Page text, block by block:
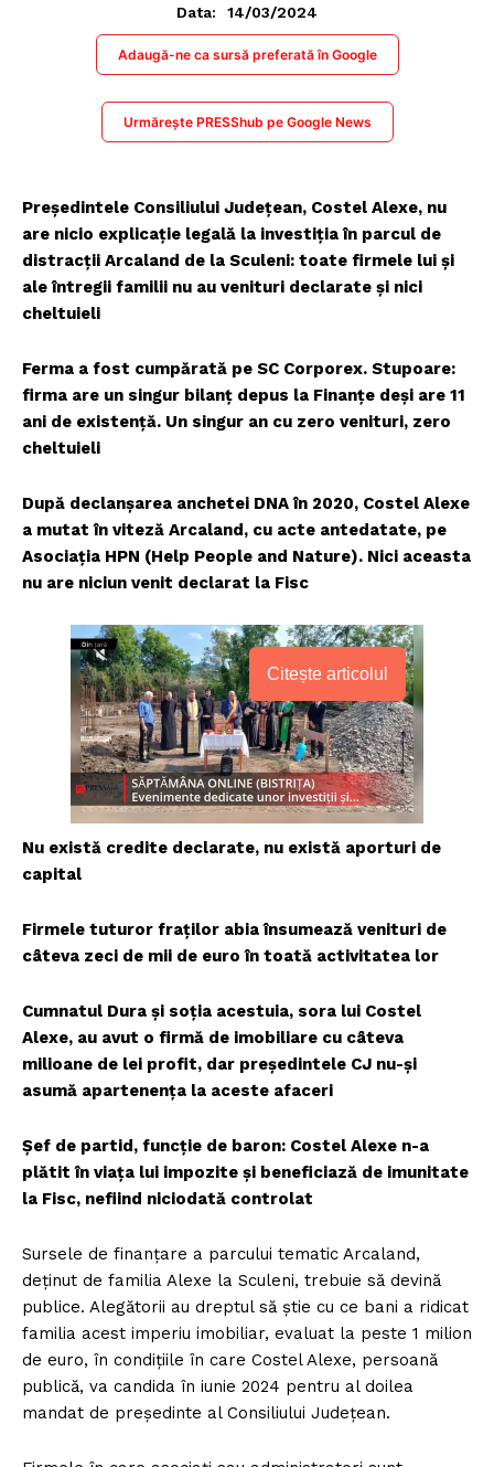
Data:
14/03/2024
Adaugă-ne ca sursă preferată în Google
Urmărește PRESShub pe Google News
Președintele Consiliului Județean, Costel Alexe, nu
are nicio explicație legală la investiția în parcul de
distracții Arcaland de la Sculeni: toate firmele lui și
ale întregii familii nu au venituri declarate și nici
cheltuieli
Ferma a fost cumpărată pe SC Corporex. Stupoare:
firma are un singur bilanț depus la Finanțe deși are 11
ani de existență. Un singur an cu zero venituri, zero
cheltuieli
După declanșarea anchetei DNA în 2020, Costel Alexe
a mutat în viteză Arcaland, cu acte antedatate, pe
Asociația HPN (Help People and Nature). Nici aceasta
nu are niciun venit declarat la Fisc
Citește articolul
Nu există credite declarate, nu există aporturi de
capital
Firmele tuturor fraților abia însumează venituri de
câteva zeci de mii de euro în toată activitatea lor
Cumnatul Dura și soția acestuia, sora lui Costel
Alexe, au avut o firmă de imobiliare cu câteva
milioane de lei profit, dar președintele CJ nu-și
asumă apartenența la aceste afaceri
Șef de partid, funcție de baron: Costel Alexe n-a
plătit în viața lui impozite și beneficiază de imunitate
la Fisc, nefiind niciodată controlat
Sursele de finanțare a parcului tematic Arcaland,
deținut de familia Alexe la Sculeni, trebuie să devină
publice. Alegătorii au dreptul să știe cu ce bani a ridicat
familia acest imperiu imobiliar, evaluat la peste 1 milion
de euro, în condițiile în care Costel Alexe, persoană
publică, va candida în iunie 2024 pentru al doilea
mandat de președinte al Consiliului Județean.